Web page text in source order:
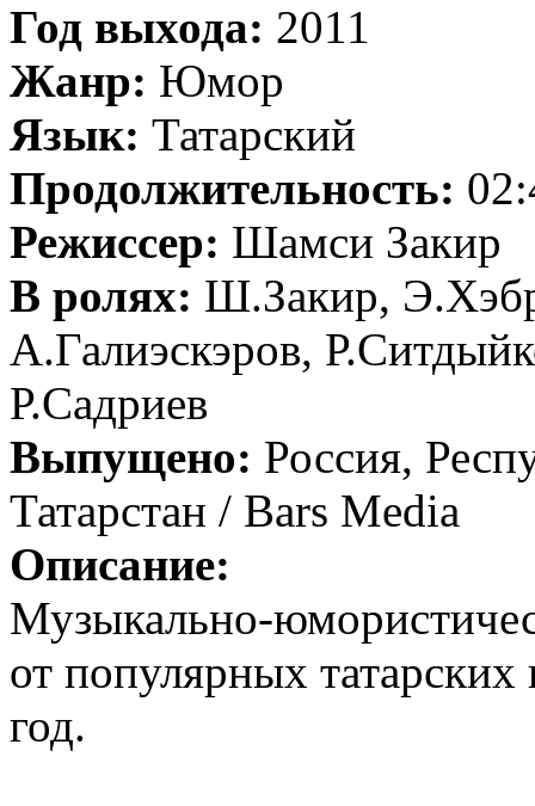
Год выхода: 2011
Жанр: Юмор
Язык: Татарский
Продолжительность:
Режиссер: Шамси Закир
В ролях: Ш.Закир,
А.Галиэскэров,
Р.Садриев
Выпущено: Россия,
Татарстан / Bars Media
Описание:
Музыкально-
от популярных
год.